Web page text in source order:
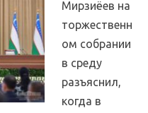
Мирзиёев на
торжественн
ом собрании
в среду
разъяснил,
когда в